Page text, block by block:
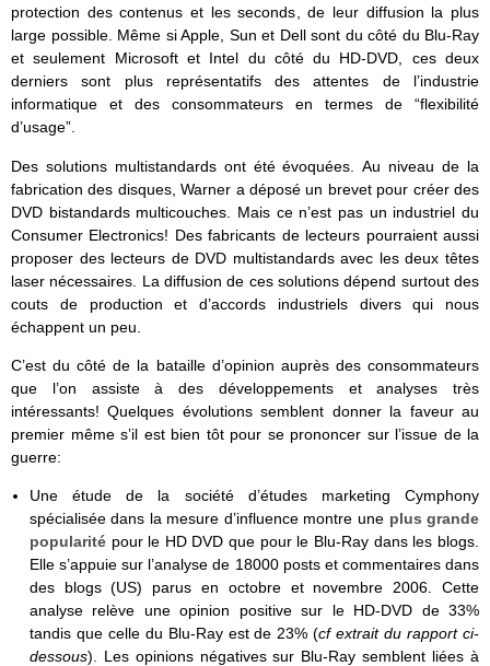
protection des contenus et les seconds, de leur diffusion la plus
large possible. Même si Apple, Sun et Dell sont du côté du Blu-Ray
et seulement Microsoft et Intel du côté du HD-DVD, ces deux
derniers sont plus représentatifs des attentes de l’industrie
informatique et des consommateurs en termes de “flexibilité
d’usage”.
Des solutions multistandards ont été évoquées. Au niveau de la
fabrication des disques, Warner a déposé un brevet pour créer des
DVD bistandards multicouches. Mais ce n’est pas un industriel du
Consumer Electronics! Des fabricants de lecteurs pourraient aussi
proposer des lecteurs de DVD multistandards avec les deux têtes
laser nécessaires. La diffusion de ces solutions dépend surtout des
couts de production et d’accords industriels divers qui nous
échappent un peu.
C’est du côté de la bataille d’opinion auprès des consommateurs
que l’on assiste à des développements et analyses très
intéressants! Quelques évolutions semblent donner la faveur au
premier même s’il est bien tôt pour se prononcer sur l’issue de la
guerre:
Une étude de la société d’études marketing Cymphony
spécialisée dans la mesure d’influence montre une plus grande
popularitépour le HD DVD que pour le Blu-Ray dans les blogs.
Elle s’appuie sur l’analyse de 18000 posts et commentaires dans
des blogs (US) parus en octobre et novembre 2006. Cette
analyse relève une opinion positive sur le HD-DVD de 33%
tandis que celle du Blu-Ray est de 23% (cf extrait du rapport ci-
dessous). Les opinions négatives sur Blu-Ray semblent liées à